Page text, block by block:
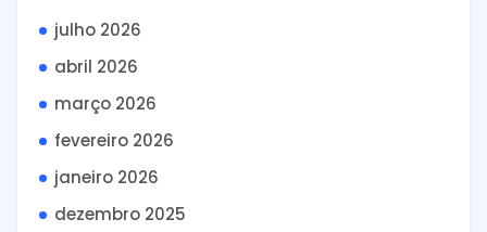
julho 2026
abril 2026
março 2026
fevereiro 2026
janeiro 2026
dezembro 2025